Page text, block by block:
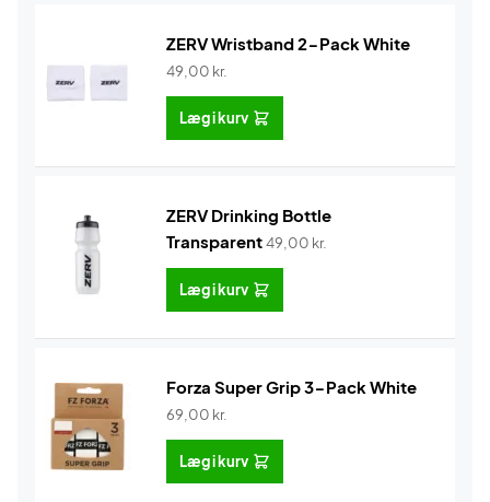
ZERV Wristband 2-Pack White
49,00 kr.
Læg i kurv
ZERV Drinking Bottle
Transparent49,00 kr.
Læg i kurv
Forza Super Grip 3-Pack White
69,00 kr.
Læg i kurv